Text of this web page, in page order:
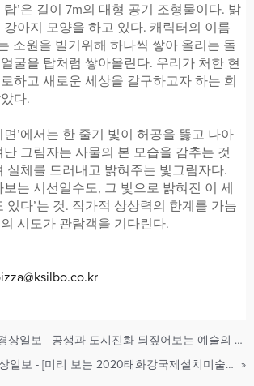
탑’은 길이 7m의 대형 공기 조형물이다. 밝
아지 모양을 하고 있다. 캐릭터의 이름
소원을 빌기위해 하나씩 쌓아 올리는 돌
굴을 탑처럼 쌓아올린다. 우리가 처한 현
하고 새로운 세상을 갈구하고자 하는 희
다.
면’에서는 한 줄기 빛이 허공을 뚫고 나아
그림자는 사물의 본 모습을 감추는 것
실체를 드러내고 밝혀주는 빛그림자다.
보는 시선일수도, 그 빛으로 밝혀진 이 세
있다’는 것. 작가적 상상력의 한계를 가늠
시도가 관람객을 기다린다.
[TEAF20] 201011 경상일보 - 공생과 도시진화 되짚어보는 예술의 향연
[TEAF20] 201013 경상일보 - [미리 보는 2020태화강국제설치미술제]사람도 자연도 작품요소로 녹아 들어 »